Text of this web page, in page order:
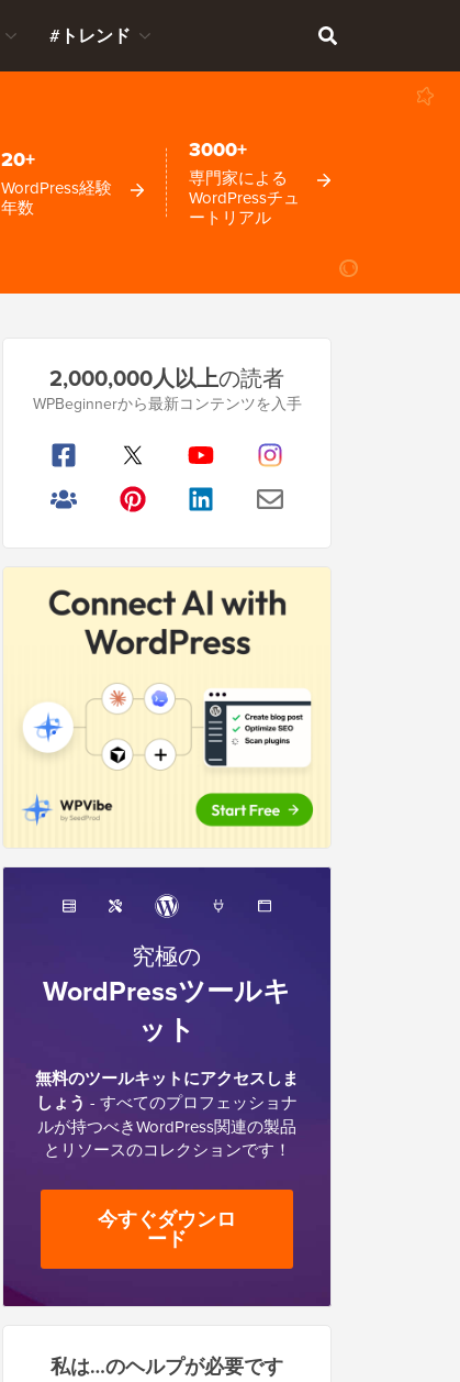
#トレンド
20+
WordPress経験
年数
3000+
専門家による
WordPressチュ
ートリアル
サ
ー
2,000,000人以上の読者
WPBeginnerから最新コンテンツを入手
究極の
WordPressツールキ
ット
無料のツールキットにアクセスしま
しょう - すべてのプロフェッショナ
ルが持つべきWordPress関連の製品
とリソースのコレクションです！
今すぐダウンロ
ード
私は…のヘルプが必要です